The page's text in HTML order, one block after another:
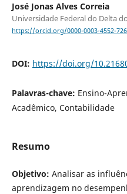
José Jonas Alves Correia
Universidade Federal do Delta
https://orcid.org/0000-0003-4552-
DOI: https://doi.org/
Palavras-chave: Ensino-
Acadêmico, Contabilidade
Resumo
Objetivo: Analisar as
aprendizagem no